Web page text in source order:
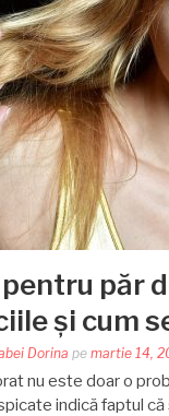
păr
și cum
Dorina pe martie 14,
nu este doar o
indică faptul